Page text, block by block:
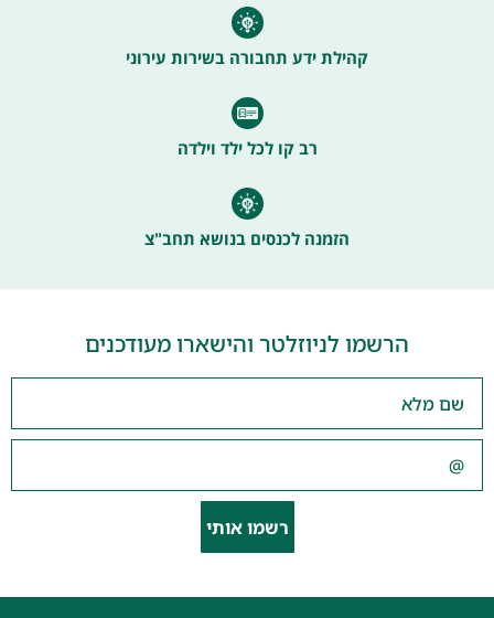
קהילת ידע תחבורה בשירות עירוני
רב קו לכל ילד וילדה
הזמנה לכנסים בנושא תחב"צ
הרשמו לניוזלטר והישארו מעודכנים
רשמו אותי